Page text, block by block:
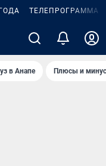
ТЕЛЕПРОГРАММА
в Анапе Плюсы и